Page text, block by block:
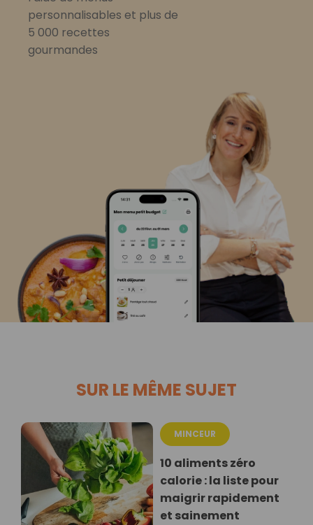
personnalisables et plus de
5 000 recettes
gourmandes
SUR LE MÊME SUJET
MINCEUR
10 aliments zéro
calorie : la liste pour
maigrir rapidement
et sainement